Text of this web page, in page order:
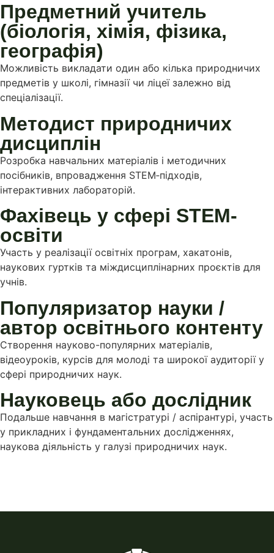
Предметний учитель
(біологія, хімія, фізика,
географія)
Можливість викладати один або кілька природничих
предметів у школі, гімназії чи ліцеї залежно від
спеціалізації.
Методист природничих
дисциплін
Розробка навчальних матеріалів і методичних
посібників, впровадження STEM‑підходів,
інтерактивних лабораторій.
Фахівець у сфері STEM-
освіти
Участь у реалізації освітніх програм, хакатонів,
наукових гуртків та міждисциплінарних проєктів для
учнів.
Популяризатор науки /
автор освітнього контенту
Створення науково-популярних матеріалів,
відеоуроків, курсів для молоді та широкої аудиторії у
сфері природничих наук.
Науковець або дослідник
Подальше навчання в магістратурі / аспірантурі, участь
у прикладних і фундаментальних дослідженнях,
наукова діяльність у галузі природничих наук.